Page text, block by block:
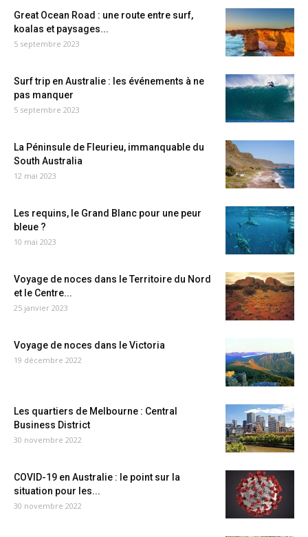
Great Ocean Road : une route entre surf,
koalas et paysages...
5 septembre 2023
Surf trip en Australie : les événements à ne
pas manquer
5 septembre 2023
La Péninsule de Fleurieu, immanquable du
South Australia
12 mai 2023
Les requins, le Grand Blanc pour une peur
bleue ?
10 mai 2023
Voyage de noces dans le Territoire du Nord
et le Centre...
25 janvier 2023
Voyage de noces dans le Victoria
19 décembre 2022
Les quartiers de Melbourne : Central
Business District
30 novembre 2022
COVID-19 en Australie : le point sur la
situation pour les...
30 novembre 2022